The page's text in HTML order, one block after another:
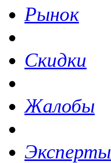
Рынок
Скидки
Жалобы
Эксперты